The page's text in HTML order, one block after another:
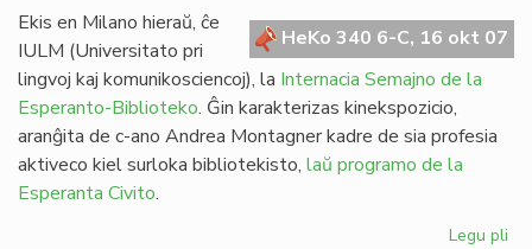
HeKo 340 6-C, 16 okt 07
Ekis en Milano hieraŭ, ĉe
IULM (Universitato pri
lingvoj kaj komunikosciencoj), la Internacia Semajno de la
Esperanto-Biblioteko. Ĝin karakterizas kinekspozicio,
aranĝita de c-ano Andrea Montagner kadre de sia profesia
aktiveco kiel surloka bibliotekisto, laŭ programo de la
Esperanta Civito.
Legu pli